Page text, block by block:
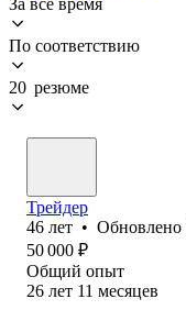
По соответствию
20 резюме
Трейдер
46 лет • Обновлено
50 000 ₽
Общий опыт
26 лет 11 месяцев